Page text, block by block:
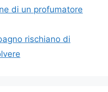
di un profumatore
rischiano di